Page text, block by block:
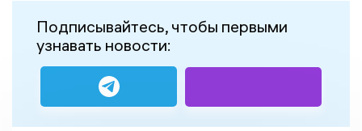
Подписывайтесь, чтобы первыми
узнавать новости: